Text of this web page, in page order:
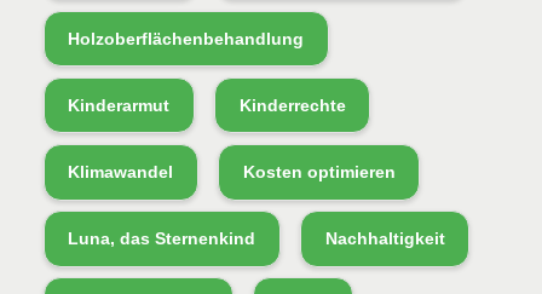
Holzoberflächenbehandlung
Kinderarmut Kinderrechte
Klimawandel Kosten optimieren
Luna, das Sternenkind Nachhaltigkeit